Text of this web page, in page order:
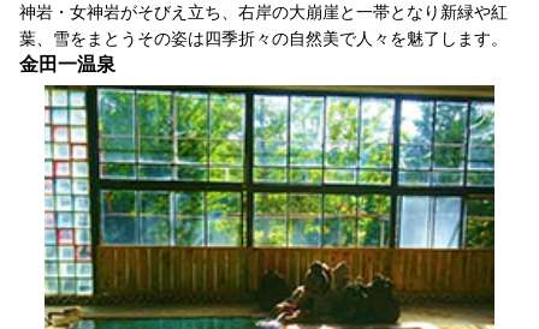
神岩・女神岩がそびえ立ち、右岸の大崩崖と一帯となり新緑や紅
葉、雪をまとうその姿は四季折々の自然美で人々を魅了します。
金田一温泉